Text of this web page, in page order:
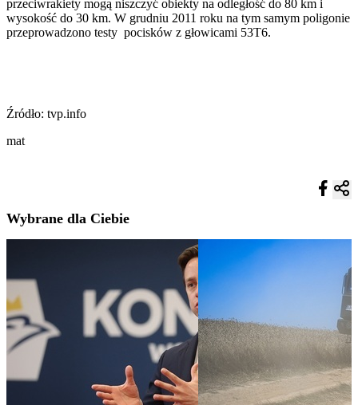
przeciwrakiety mogą niszczyć obiekty na odległość do 80 km i
wysokość do 30 km. W grudniu 2011 roku na tym samym poligonie
przeprowadzono testy pocisków z głowicami 53T6.
Źródło: tvp.info
mat
Wybrane dla Ciebie